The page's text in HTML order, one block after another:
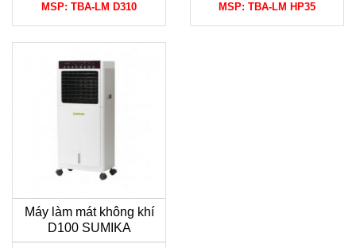
MSP: TBA-LM D310 MSP: TBA-LM HP35
Máy làm mát không khí
D100 SUMIKA